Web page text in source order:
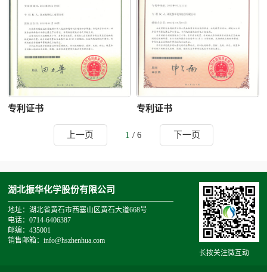
专利证书 专利证书
上一页 1 / 6 下一页
湖北振华化学股份有限公司
地址：湖北省黄石市西塞山区黄石大道668号
电话：0714-6406387
邮编：435001
销售邮箱：info@hszhenhua.com
长按关注微互动